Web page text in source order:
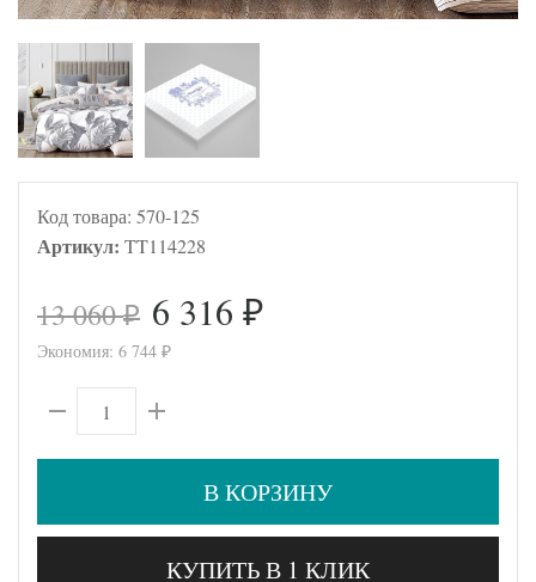
Код товара: 570-125
Артикул: TT114228
13 060₽ 6 316 ₽
Экономия: 6 744 ₽
В КОРЗИНУ
КУПИТЬ В 1 КЛИК